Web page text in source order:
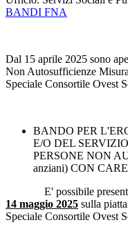
BANDI FNA
Dal 15 aprile 2025 sono
Non Autosufficienze
Speciale Consortile Ovest
BANDO PER
E/O DEL
PERSONE NON
anziani) CON
E' possibile
14 maggio 2025 sulla
Speciale Consortile Ovest